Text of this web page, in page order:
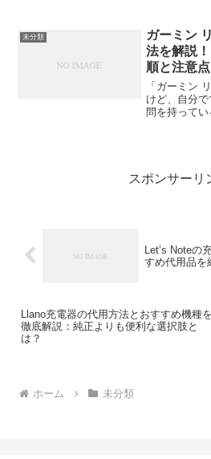
搭載。今回
未分類
ガーミン
法を解説
順と注意点
「ガーミン
けど、自分
問を持って
スポンサーリ
Let’s Noteの
すめ代用品を
Llano充電器の代用方法とおすすめ機種を
徹底解説：純正よりも便利な選択肢と
は？
ホーム 未分類